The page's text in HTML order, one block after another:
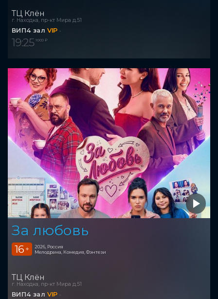
ТЦ Клён
г. Находка, пр-кт Мира д.51
ВИП4 зал VIP
19:25 1 000 ₽
За любовь
16 +
2026, Россия
Мелодрама, Комедия, Фэнтези
ТЦ Клён
г. Находка, пр-кт Мира д.51
ВИП4 зал VIP